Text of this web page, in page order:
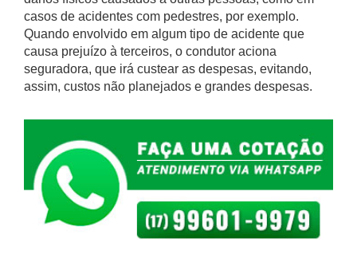
casos de acidentes com pedestres, por exemplo.
Quando envolvido em algum tipo de acidente que
causa prejuízo à terceiros, o condutor aciona
seguradora, que irá custear as despesas, evitando,
assim, custos não planejados e grandes despesas.